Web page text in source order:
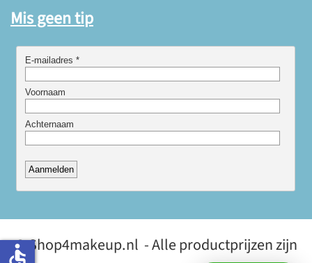
Mis geen tip
© Shop4makeup.nl - Alle productprijzen zijn
accessible